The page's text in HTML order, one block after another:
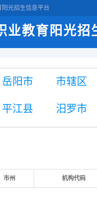
光招生信息平台
业教育阳光招
岳阳市 市辖区
平江县 汨罗市
市州 机构代码